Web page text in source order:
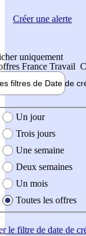
uniquement
France Travail
filtres de Date de
création de l'offre
Un jour
Trois jours
Une semaine
Deux semaines
Un mois
Toutes les offres
le filtre de date de
Créer une alerte